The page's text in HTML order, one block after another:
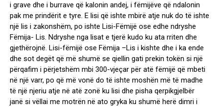
i grave dhe i burrave që kalonin andej, i fëmijëve që ndalonin
pak me prindërit e tyre. E lisi që ishte mbirë atje nuk do të ishte
një lis i zakonshëm, po ishte Lisi-Fëmijë ose edhe ndryshe
Fëmija- Lis. Ndryshe nga lisat e tjerë kudo ku ata rriten dhe
gjethërojnë. Lisi-fëmijë ose Fëmija –Lis i kishte dhe i ka ende
dhe sot degët që më shumë se qiellin gati prekin tokën si një
përqafim i përjetshëm mbi 300-vjeçar për atë fëmijë që mbeti
në një varr, po që më vonë do të ishte moshën më të madhe
të një njeriu atje në atë zonë ku lisi dhe pisha qerpikgjelbër
janë si vëllai me motrën në ato gryka ku shumë herë dimri i